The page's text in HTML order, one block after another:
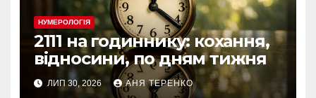
НУМЕРОЛОГІЯ
2111 на годиннику: кохання,
відносини, по дням тижня
ЛИП 30, 2026 АНЯ ТЕРЕНКО